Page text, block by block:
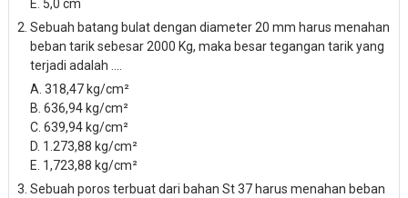
E. 5,0 cm
Sebuah batang bulat dengan diameter 20 mm harus menahan
beban tarik sebesar 2000 Kg, maka besar tegangan tarik yang
terjadi adalah ....
A. 318,47 kg/cm²
B. 636,94 kg/cm²
C. 639,94 kg/cm²
D. 1.273,88 kg/cm²
E. 1,723,88 kg/cm²
Sebuah poros terbuat dari bahan St 37 harus menahan beban